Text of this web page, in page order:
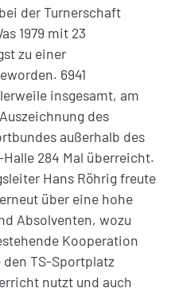
der Turnerschaft
1979 mit 23
zu einer
6941
insgesamt, am
des
außerhalb des
284 Mal überreicht.
Hans Röhrig freute
über eine hohe
Absolventen, wozu
Kooperation
TS-Sportplatz
nutzt und auch